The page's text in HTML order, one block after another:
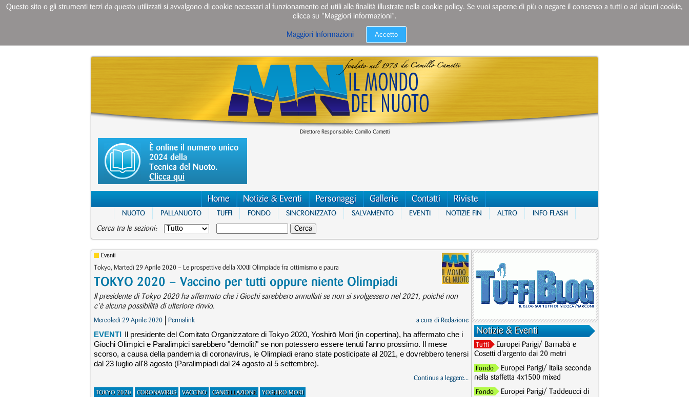
Direttore Responsabile: Camillo Cametti
È online il numero unico
2024 della
Tecnica del Nuoto.
Clicca qui
Home Notizie & Eventi Personaggi Gallerie Contatti Riviste
NUOTO PALLANUOTO TUFFI FONDO SINCRONIZZATO SALVAMENTO EVENTI NOTIZIE FIN ALTRO INFO FLASH
Cerca tra le sezioni:
Eventi
Tokyo, Martedì 29 Aprile 2020 – Le prospettive della XXXII Olimpiade fra ottimismo e paura
TOKYO 2020 – Vaccino per tutti oppure niente Olimpiadi
Il presidente di Tokyo 2020 ha affermato che i Giochi sarebbero annullati se non si svolgessero nel 2021, poiché non
c’è alcuna possibilità di ulteriore rinvio.
Mercoledì 29 Aprile 2020 Permalink a cura di Redazione
EVENTI Il presidente del Comitato Organizzatore di Tokyo 2020, Yoshirō Mori (in copertina), ha affermato che i
Giochi Olimpici e Paralimpici sarebbero "demoliti" se non potessero essere tenuti l'anno prossimo. Il mese
scorso, a causa della pandemia di coronavirus, le Olimpiadi erano state posticipate al 2021, e dovrebbero tenersi
dal 23 luglio all'8 agosto (Paralimpiadi dal 24 agosto al 5 settembre).
Continua a leggere...
TOKYO 2020 CORONAVIRUS VACCINO CANCELLAZIONE YOSHIRO MORI
Notizie & Eventi
Tuffi
Europei Parigi/ Barnabà e
Cosetti d'argento dai 20 metri
Fondo
Europei Parigi/ Italia seconda
nella staffetta 4x1500 mixed
Fondo
Europei Parigi/ Taddeucci di
Questo sito o gli strumenti terzi da questo utilizzati si avvalgono di cookie necessari al funzionamento ed utili alle finalità illustrate nella cookie policy. Se vuoi saperne di più o negare il consenso a tutti o ad alcuni cookie,
clicca su "Maggiori informazioni”.
Maggiori Informazioni Accetto